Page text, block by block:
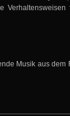
Verhaltensweisen
Musik aus dem